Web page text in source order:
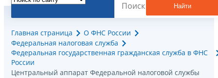
Найти
Главная страница
О ФНС России
Федеральная налоговая служба
Федеральная государственная гражданская служба в ФНС
России
Центральный аппарат Федеральной налоговой службы